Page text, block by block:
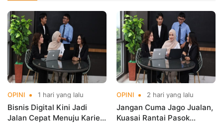
OPINI 1 hari yang lalu
Bisnis Digital Kini Jadi
Jalan Cepat Menuju Karier
OPINI 2 hari yang lalu
Jangan Cuma Jago Jualan,
Kuasai Rantai Pasok